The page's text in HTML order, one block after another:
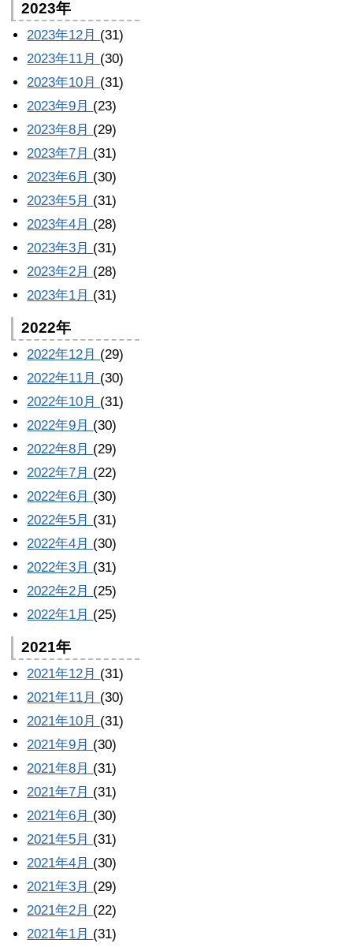
2023年
2023年12月 (31)
2023年11月 (30)
2023年10月 (31)
2023年9月 (23)
2023年8月 (29)
2023年7月 (31)
2023年6月 (30)
2023年5月 (31)
2023年4月 (28)
2023年3月 (31)
2023年2月 (28)
2023年1月 (31)
2022年
2022年12月 (29)
2022年11月 (30)
2022年10月 (31)
2022年9月 (30)
2022年8月 (29)
2022年7月 (22)
2022年6月 (30)
2022年5月 (31)
2022年4月 (30)
2022年3月 (31)
2022年2月 (25)
2022年1月 (25)
2021年
2021年12月 (31)
2021年11月 (30)
2021年10月 (31)
2021年9月 (30)
2021年8月 (31)
2021年7月 (31)
2021年6月 (30)
2021年5月 (31)
2021年4月 (30)
2021年3月 (29)
2021年2月 (22)
2021年1月 (31)